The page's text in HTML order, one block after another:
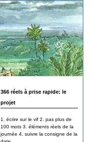
366 réels à prise rapide: le
projet
1. écrire sur le vif 2. pas plus de
100 mots 3. éléments réels de la
journée 4. suivre la consigne de la